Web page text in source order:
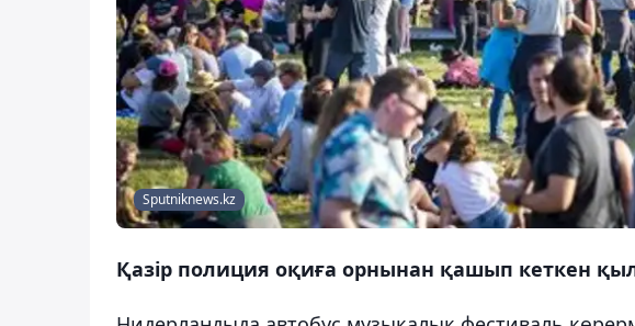
Sputniknews.kz
Қазір полиция оқиға орнынан қашып кеткен